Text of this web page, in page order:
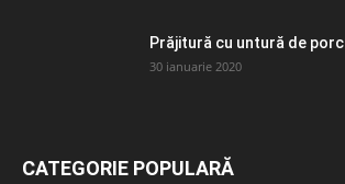
Prăjitură cu untură de porc
30 ianuarie 2020
CATEGORIE POPULARĂ